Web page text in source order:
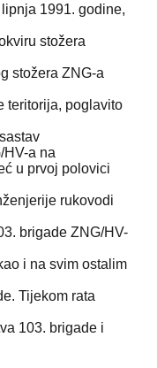
1991. godine,
stožera
stožera ZNG-a
teritorija, poglavito
a na
u prvoj polovici
rukovodi
brigade ZNG/HV-
i na svim ostalim
Tijekom rata
103. brigade i